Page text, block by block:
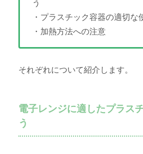
う
・プラスチック容器の適切な
・加熱方法への注意
それぞれについて紹介します。
電子レンジに適したプラス
う